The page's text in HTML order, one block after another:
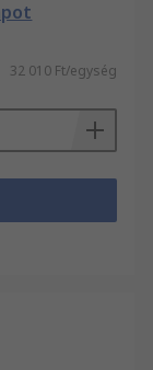
32 010 Ft/egység